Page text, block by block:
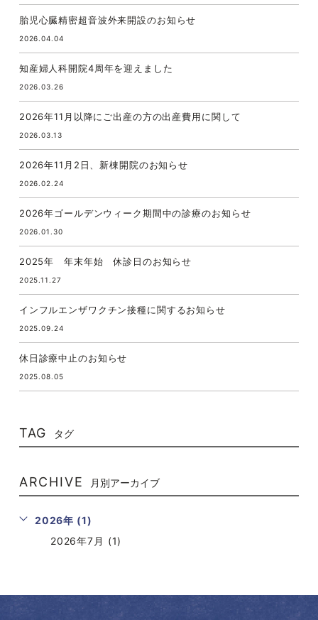
胎児心臓精密超音波外来開設のお知らせ
2026.04.04
知産婦人科開院4周年を迎えました
2026.03.26
2026年11月以降にご出産の方の出産費用に関して
2026.03.13
2026年11月2日、新棟開院のお知らせ
2026.02.24
2026年ゴールデンウィーク期間中の診療のお知らせ
2026.01.30
2025年 年末年始 休診日のお知らせ
2025.11.27
インフルエンザワクチン接種に関するお知らせ
2025.09.24
休日診療中止のお知らせ
2025.08.05
TAG タグ
ARCHIVE 月別アーカイブ
2026年 (1)
2026年7月 (1)